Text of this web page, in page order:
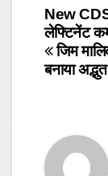
Post
New
लेफ्टिनेंट
जिम
बनाया